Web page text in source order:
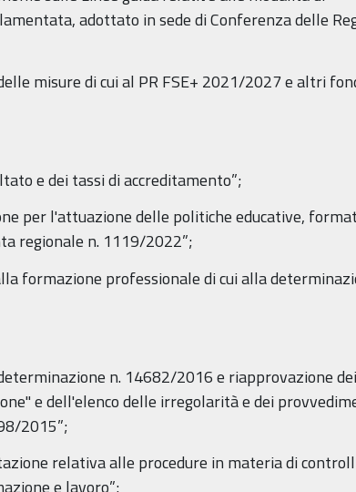
adottato in sede di Conferenza delle
misure di cui al PR FSE+ 2021/2027 e altri
e dei tassi di accreditamento”;
per l'attuazione delle politiche educative,
regionale n. 1119/2022”;
formazione professionale di cui alla
n. 14682/2016 e riapprovazione
e dell'elenco delle irregolarità e dei
2015”;
relativa alle procedure in materia di